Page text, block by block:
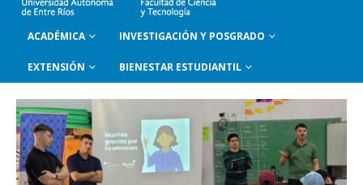
ACADÉMICA INVESTIGACIÓN Y POSGRADO
EXTENSIÓN BIENESTAR ESTUDIANTIL